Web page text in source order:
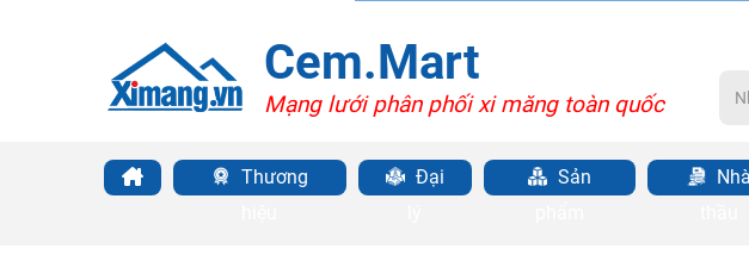
Cem.Mart
Mạng lưới phân phối xi măng toàn quốc
Thương
Đại
Sản
Nhà